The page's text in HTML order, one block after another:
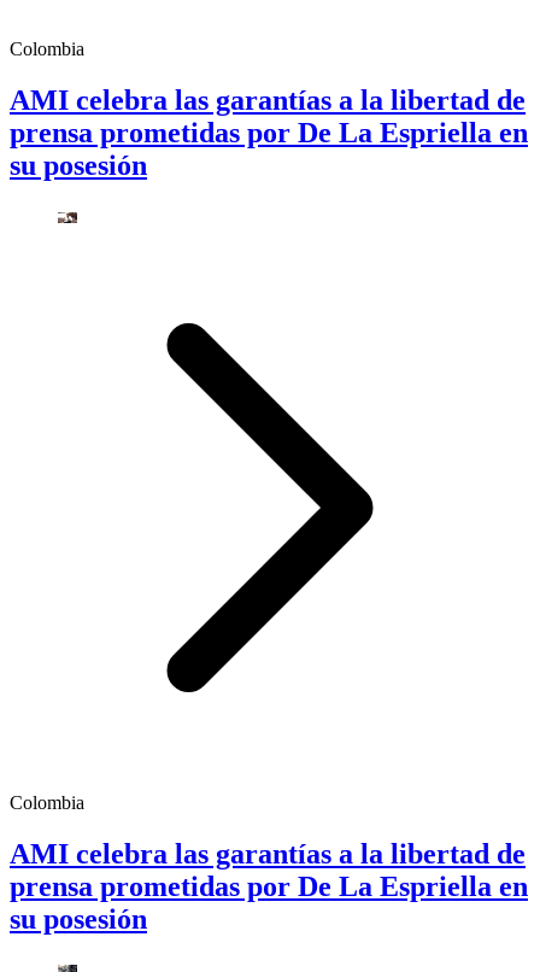
Colombia
AMI celebra las garantías a la libertad de
prensa prometidas por De La Espriella en
su posesión
Colombia
AMI celebra las garantías a la libertad de
prensa prometidas por De La Espriella en
su posesión